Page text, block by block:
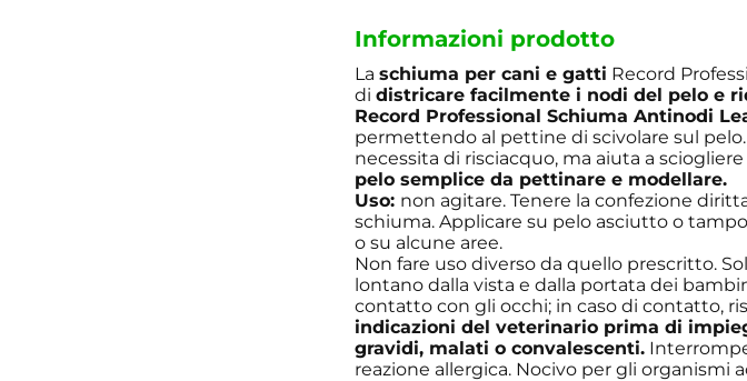
Informazioni prodotto
Laschiuma per cani e gatti Record
didistricare facilmente i nodi del pelo e
Record Professional Schiuma Antinodi
permettendo al pettine di scivolare sul
necessita di risciacquo, ma aiuta a
pelo semplice da pettinare e modellare.
Uso: non agitare. Tenere la confezione
schiuma. Applicare su pelo asciutto o
o su alcune aree.
Non fare uso diverso da quello prescritto.
lontano dalla vista e dalla portata dei
contatto con gli occhi; in caso di contatto,
indicazioni del veterinario prima di
gravidi, malati o convalescenti.
reazione allergica. Nocivo per gli organismi